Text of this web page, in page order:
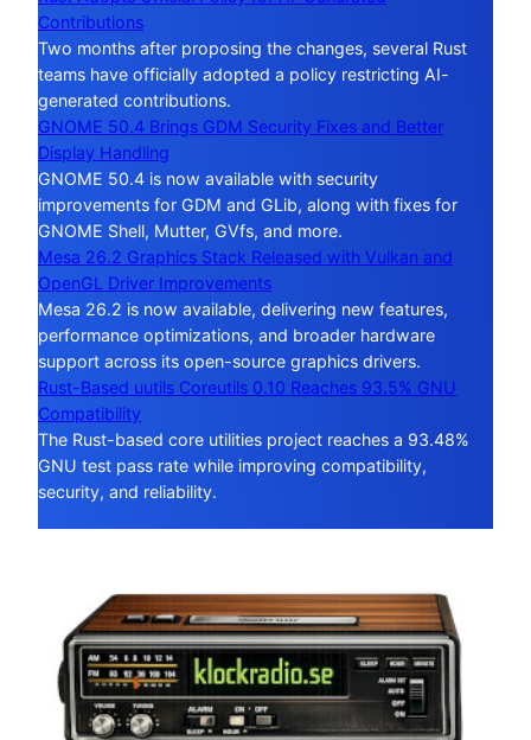
Contributions
Two months after proposing the changes, several Rust
teams have officially adopted a policy restricting AI-
generated contributions.
GNOME 50.4 Brings GDM Security Fixes and Better
Display Handling
GNOME 50.4 is now available with security
improvements for GDM and GLib, along with fixes for
GNOME Shell, Mutter, GVfs, and more.
Mesa 26.2 Graphics Stack Released with Vulkan and
OpenGL Driver Improvements
Mesa 26.2 is now available, delivering new features,
performance optimizations, and broader hardware
support across its open-source graphics drivers.
Rust-Based uutils Coreutils 0.10 Reaches 93.5% GNU
Compatibility
The Rust-based core utilities project reaches a 93.48%
GNU test pass rate while improving compatibility,
security, and reliability.